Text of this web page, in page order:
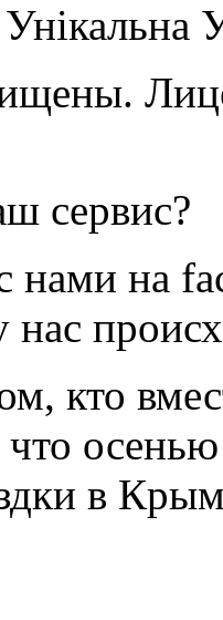
сервис?
нами на
нас
кто
в